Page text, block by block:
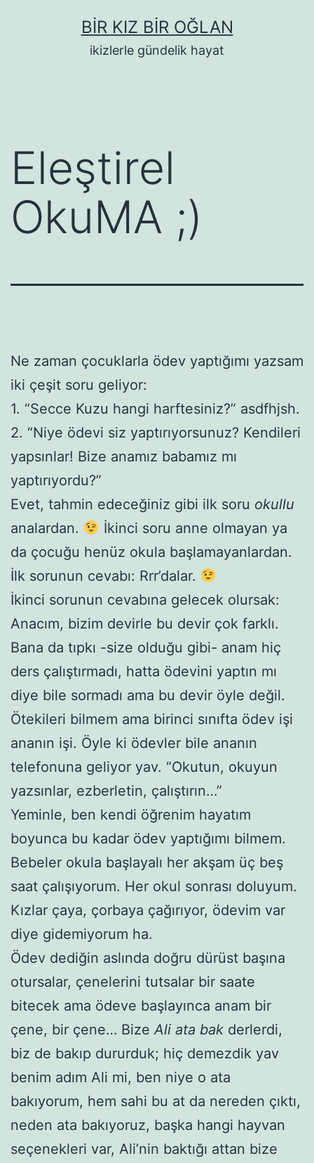
BIR KIZ BIR OĞLAN
ikizlerle gündelik hayat
Eleştirel
OkuMA ;)
Ne zaman çocuklarla ödev yaptığımı yazsam
iki çeşit soru geliyor:
1. “Secce Kuzu hangi harftesiniz?” asdfhjsh.
2. “Niye ödevi siz yaptırıyorsunuz? Kendileri
yapsınlar! Bize anamız babamız mı
yaptırıyordu?”
Evet, tahmin edeceğiniz gibi ilk soru okullu
analardan.
İkinci soru anne olmayan ya
da çocuğu henüz okula başlamayanlardan.
İlk sorunun cevabı: Rrr’dalar.
İkinci sorunun cevabına gelecek olursak:
Anacım, bizim devirle bu devir çok farklı.
Bana da tıpkı -size olduğu gibi- anam hiç
ders çalıştırmadı, hatta ödevini yaptın mı
diye bile sormadı ama bu devir öyle değil.
Ötekileri bilmem ama birinci sınıfta ödev işi
ananın işi. Öyle ki ödevler bile ananın
telefonuna geliyor yav. “Okutun, okuyun
yazsınlar, ezberletin, çalıştırın…”
Yeminle, ben kendi öğrenim hayatım
boyunca bu kadar ödev yaptığımı bilmem.
Bebeler okula başlayalı her akşam üç beş
saat çalışıyorum. Her okul sonrası doluyum.
Kızlar çaya, çorbaya çağırıyor, ödevim var
diye gidemiyorum ha.
Ödev dediğin aslında doğru dürüst başına
otursalar, çenelerini tutsalar bir saate
bitecek ama ödeve başlayınca anam bir
çene, bir çene… Bize Ali ata bak derlerdi,
biz de bakıp dururduk; hiç demezdik yav
benim adım Ali mi, ben niye o ata
bakıyorum, hem sahi bu at da nereden çıktı,
neden ata bakıyoruz, başka hangi hayvan
seçenekleri var, Ali’nin baktığı attan bize